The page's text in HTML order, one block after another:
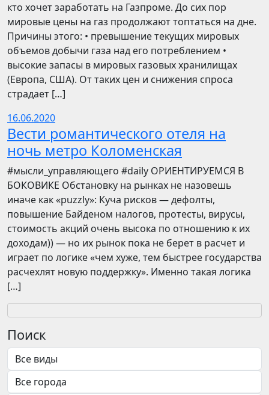
кто хочет заработать на Газпроме. До сих пор
мировые цены на газ продолжают топтаться на дне.
Причины этого: • превышение текущих мировых
объемов добычи газа над его потреблением •
высокие запасы в мировых газовых хранилищах
(Европа, США). От таких цен и снижения спроса
страдает […]
16.06.2020
Вести романтического отеля на
ночь метро Коломенская
​​#мысли_управляющего #daily ОРИЕНТИРУЕМСЯ В
БОКОВИКЕ Обстановку на рынках не назовешь
иначе как «puzzly»: Куча рисков — дефолты,
повышение Байденом налогов, протесты, вирусы,
стоимость акций очень высока по отношению к их
доходам)) — но их рынок пока не берет в расчет и
играет по логике «чем хуже, тем быстрее государства
расчехлят новую поддержку». Именно такая логика
[…]
Поиск